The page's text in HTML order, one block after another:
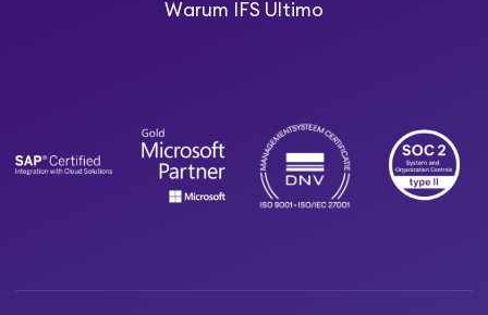
Warum IFS Ultimo